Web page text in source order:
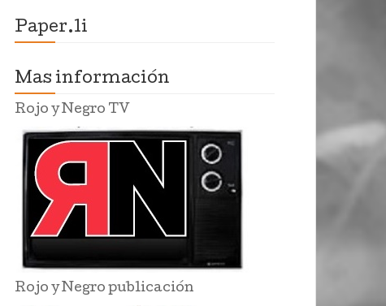
Paper.li
Mas información
Rojo y Negro TV
Rojo y Negro publicación